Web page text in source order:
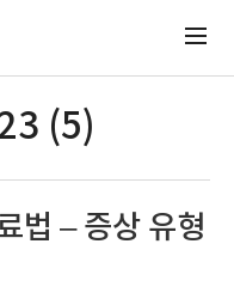
(5)
법 – 증상 유형